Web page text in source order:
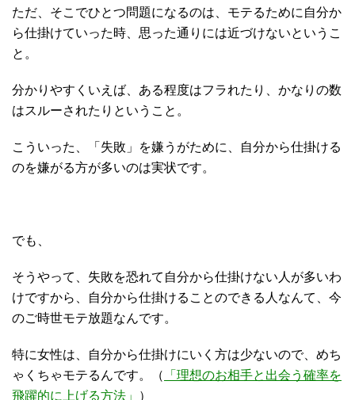
ただ、そこでひとつ問題になるのは、モテるために自分か
ら仕掛けていった時、思った通りには近づけないというこ
と。
分かりやすくいえば、ある程度はフラれたり、かなりの数
はスルーされたりということ。
こういった、「失敗」を嫌うがために、自分から仕掛ける
のを嫌がる方が多いのは実状です。
でも、
そうやって、失敗を恐れて自分から仕掛けない人が多いわ
けですから、自分から仕掛けることのできる人なんて、今
のご時世モテ放題なんです。
特に女性は、自分から仕掛けにいく方は少ないので、めち
ゃくちゃモテるんです。（
「理想のお相手と出会う確率を
飛躍的に上げる方法」
）